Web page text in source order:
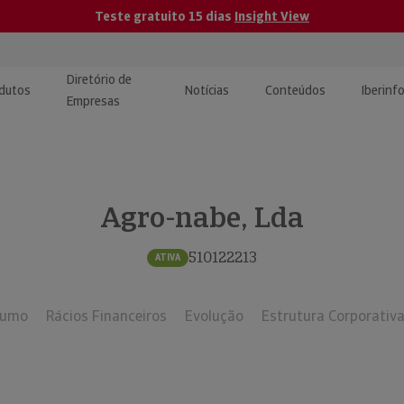
Teste gratuito 15 dias Insight View
e Monitorização de
Diretório de
Empresas
Notícias Conteúdos
| Estudos e
Agro-nabe, Lda
ATIVA 510122213
Rácios Financeiros Evolução Estrutura Corporativa